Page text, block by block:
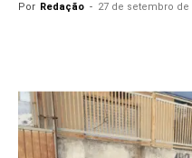
Por Redação - 27 de setembro de